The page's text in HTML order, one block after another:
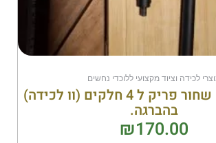
לכידה וציוד מקצועי ללוכדי נחשים
הוק 106ס"מ שחור פריק ל 4 חלקים (וו לכידה)
בהברגה.
₪170.00